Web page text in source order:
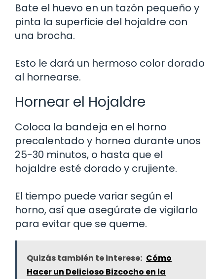
Bate el huevo en un tazón pequeño y
pinta la superficie del hojaldre con
una brocha.
Esto le dará un hermoso color dorado
al hornearse.
Hornear el Hojaldre
Coloca la bandeja en el horno
precalentado y hornea durante unos
25-30 minutos, o hasta que el
hojaldre esté dorado y crujiente.
El tiempo puede variar según el
horno, así que asegúrate de vigilarlo
para evitar que se queme.
Quizás también te interese: Cómo
Hacer un Delicioso Bizcocho en la